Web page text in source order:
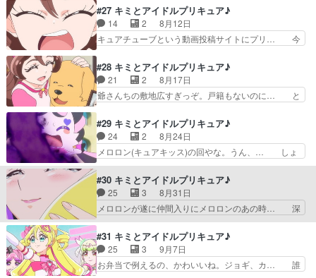
退場！カッティー君も… あのザックリーが悲哀に
満ちたこんな味わい… 今回はザックリンダーのデ
ザインを描きまし…
ドルプリキュア・ズキューンキッスのフ… おぢさ
んはまだこげなもんでなかとべさ。名… キュンこ
そものの上手なれ！本編のストーリ… 提案したグ
ッズ全部商品化されとるで（小声… アイプリ＆ズ
型クラヤミンダーの設定を描… ナチュラルにキュ
ンして。そういえばまだな… 驚きだったのはカッ
ティーとザックリーがキ…
#27 キミとアイドルプリキュア♪
14 2
8月12日
キュアチューブという動画投稿サイトにプリ… 今
木くんのインパクト強くて…ズキューン… 初期の
頃の雰囲気はどこへやらタコさんウィ… 主人公の
うたちゃん（変身前）がきゅあつべ… 冒頭でシレ
っと重要要素を流してどうするｗ… ・ザックリン
展開か？タナカーンの編集が… 今回はラブレター
型クラヤミンダーのデザイ… キュアチューブはじ
めました!(制作:東映…
#28 キミとアイドルプリキュア♪
21 2
8月17日
爺さんちの敷地広すぎっぞ。戸籍もないのに… と
もここリピート無しで全コマ個別に書き… 祖父の
家を訪ね亡き祖母を思い出すうたを見… 今回はき
ゅーちゃんとお婆ちゃんとの思い出… お盆回と思
わせてのツダ犬回。こうやって地… きゅーちゃん
夏休み定番な帰省回。うたち… 今回はスリッパ型
クラヤミンダーのデザイン… ツダケンvs諏訪部順
一、つまり今回は閃光…
#29 キミとアイドルプリキュア♪
24 2
8月24日
メロロン(キュアキッス)の回やな。うん、… しょ
ぼっぼぼんぼん（声に出して言いたい日… 皆友達
ということを受け入れることが出来ず… ハートキ
ラリロックここで遂にか今までどう… メロロンに
友達ではないと告げられるうた達… さすがに製作
側もこのままではまずいと思っ… メロロンはプリ
メロロン気にかけてたけど… キッス・イン・ザ・
ダーク。遂に来たメロロ… ショボッボボンボンま
さかの？語呂悪いと思…
#30 キミとアイドルプリキュア♪
25 3
8月31日
メロロンが遂に仲間入りにメロロンのあの時… 深
刻な危機から脱したとき、新しいおもちゃ… キラ
ッキラン・フォー・ユー！」をバンダイ… 闇のカ
プセルに封じ込まれたメロロン。心の… 闇から来
たメロロンはそもそもキラキランド… 語られるメ
ロロンの真実。シリーズに多い追… キラッキラ
#31 キミとアイドルプリキュア♪
25 3
9月7日
お弁当で例えるの、かわいいね。ジョギ、カ… 誰